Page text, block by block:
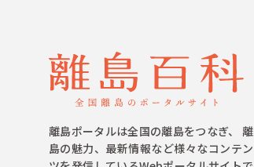
離島ポータルは全国の離島をつなぎ、 離
島の魅力、最新情報など様々なコンテン